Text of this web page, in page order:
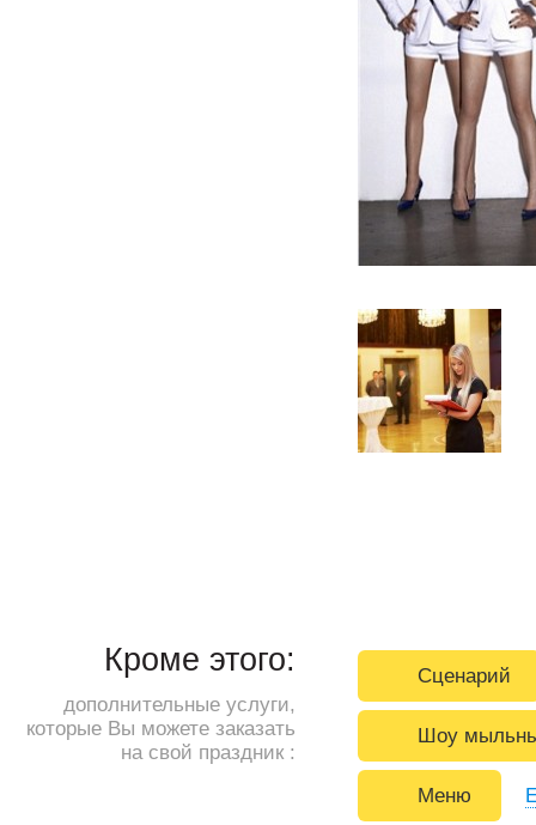
Кроме этого:
дополнительные услуги,
которые Вы можете заказать
на свой праздник :
Сценарий
Шоу
Меню